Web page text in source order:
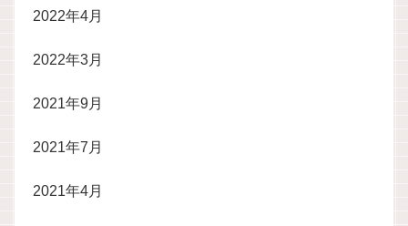
2022年4月
2022年3月
2021年9月
2021年7月
2021年4月